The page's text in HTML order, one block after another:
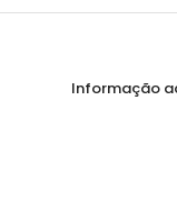
Informação